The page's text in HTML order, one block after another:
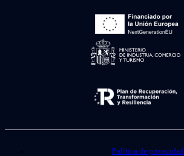
Política de privacidad